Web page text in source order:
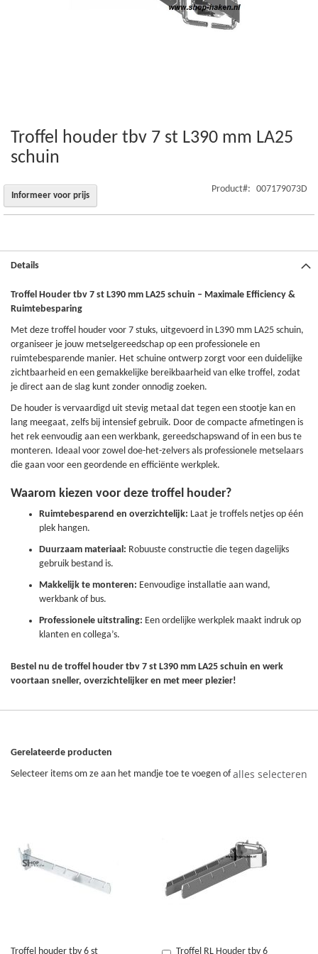
Ga
naar
het
van
de
Troffel houder tbv 7 st L390 mm LA25
schuin
Informeer voor prijs
Product 007179073D
Details
Troffel Houder tbv 7 st L390 mm LA25 schuin – Maximale Efficiency &
Ruimtebesparing
Met deze troffel houder voor 7 stuks, uitgevoerd in L390 mm LA25 schuin,
organiseer je jouw metselgereedschap op een professionele en
ruimtebesparende manier. Het schuine ontwerp zorgt voor een duidelijke
zichtbaarheid en een gemakkelijke bereikbaarheid van elke troffel, zodat
je direct aan de slag kunt zonder onnodig zoeken.
De houder is vervaardigd uit stevig metaal dat tegen een stootje kan en
lang meegaat, zelfs bij intensief gebruik. Door de compacte afmetingen is
het rek eenvoudig aan een werkbank, gereedschapswand of in een bus te
monteren. Ideaal voor zowel doe-het-zelvers als professionele metselaars
die gaan voor een geordende en efficiënte werkplek.
Waarom kiezen voor deze troffel houder?
Ruimtebesparend en overzichtelijk: Laat je troffels netjes op één
plek hangen.
Duurzaam materiaal: Robuuste constructie die tegen dagelijks
gebruik bestand is.
Makkelijk te monteren: Eenvoudige installatie aan wand,
werkbank of bus.
Professionele uitstraling: Een ordelijke werkplek maakt indruk op
klanten en collega’s.
Bestel nu de troffel houder tbv 7 st L390 mm LA25 schuin en werk
voortaan sneller, overzichtelijker en met meer plezier!
Gerelateerde producten
Selecteer items om ze aan het mandje toe te voegen ofalles selecteren
Troffel houder tbv 6 st Troffel RL Houder tbv 6